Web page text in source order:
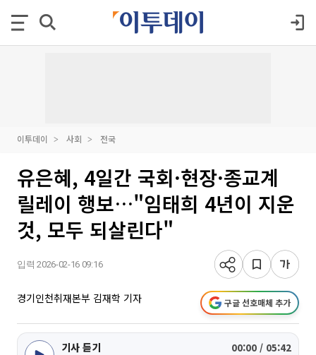
이투데이 사회 전국
유은혜, 4일간 국회·현장·종교계
릴레이 행보…"임태희 4년이 지운
것, 모두 되살린다"
입력 2026-02-16 09:16
경기인천취재본부 김재학 기자 구글 선호매체 추가
기사 듣기 00:00 / 05:42